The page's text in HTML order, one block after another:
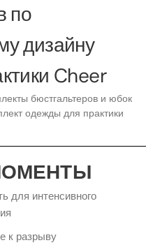
по
дизайну
Cheer
бюстгальтеров и юбок
одежды для практики
для интенсивного
к разрыву